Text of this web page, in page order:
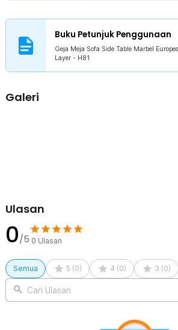
Kelengkapan Produk
Rincian yang Anda dapatkan untuk
1 x Geja Meja Sofa Side Table Marbel
Layer - H81
1 x Kunci L
Buku Petunjuk Penggunaan
Geja Meja Sofa Side Table Marbel
Layer - H81
Galeri
Ulasan
0/5 0 Ulasan
Semua 5 (0) 4 (0) 3 (0)
Cari Ulasan